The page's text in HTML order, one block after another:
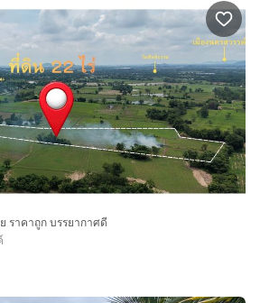
ราคาถูก บรรยากาศดี